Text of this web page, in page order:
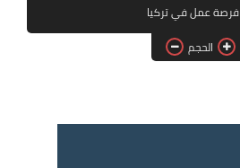
فرص عمل في العراق
فرص عمل في اليمن
فرصة عمل في تركيا
الحجم